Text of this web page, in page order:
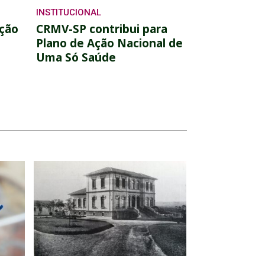
INSTITUCIONAL
CRMV-SP contribui para
Plano de Ação Nacional de
Uma Só Saúde